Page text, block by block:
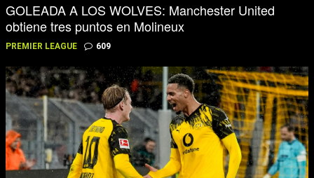
GOLEADA A LOS WOLVES: Manchester United
obtiene tres puntos en Molineux
PREMIER LEAGUE 609